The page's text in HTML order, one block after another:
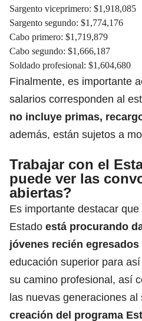
Sargento viceprimero: $1,918,085
Sargento segundo: $1,774,176
Cabo primero: $1,719,879
Cabo segundo: $1,666,187
Soldado profesional: $1,604,680
Finalmente, es importante
salarios corresponden al
no incluye primas,
además, están sujetos a
Trabajar con el
puede ver las
abiertas?
Es importante destacar
Estado está procurando
jóvenes recién egresados
educación superior para
su camino profesional, así
las nuevas generaciones al
creación del programa